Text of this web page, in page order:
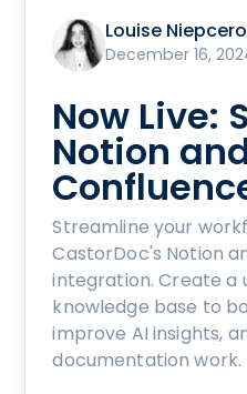
Louise
December 16,
Now Live:
Notion
Streamline your
CastorDoc's Notion
integration. Create a
knowledge base to
improve AI insights,
documentation work.